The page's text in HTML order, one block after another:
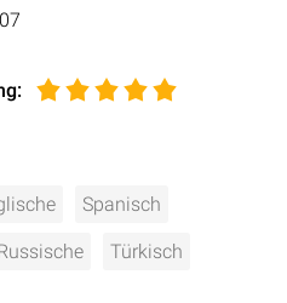
:
Spanisch
Türkisch